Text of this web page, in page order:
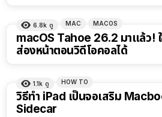
6.8k ดู MAC MACOS
macOS Tahoe 26.2 มาแล้ว!
ส่องหน้าตอนวิดีโอคอลได้
1.1k ดู HOW TO
วิธีทำ iPad เป็นจอเสริม
Sidecar